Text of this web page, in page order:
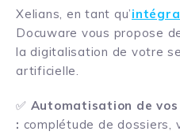
Xelians, en tant qu’
Docuware vous propose
la digitalisation de votre
artificielle.
✅ Automatisation de
: complétude de